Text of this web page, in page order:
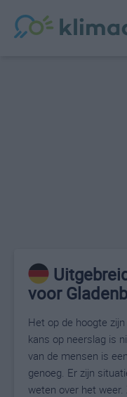
voor
Het op de hoogte
kans op neerslag is
van de mensen is
genoeg. Er zijn
weten over het